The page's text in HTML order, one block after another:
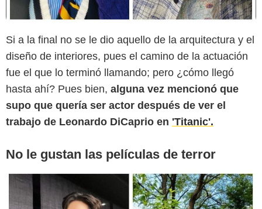
Si a la final no se le dio aquello de la arquitectura y el
diseño de interiores, pues el camino de la actuación
fue el que lo terminó llamando; pero ¿cómo llegó
hasta ahí? Pues bien, alguna vez mencionó que
supo que quería ser actor después de ver el
trabajo de Leonardo DiCaprio en 'Titanic'.
No le gustan las películas de terror